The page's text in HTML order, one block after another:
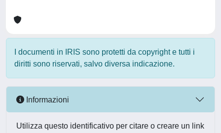
I documenti in IRIS sono protetti da copyright e tutti i
diritti sono riservati, salvo diversa indicazione.
Informazioni
Utilizza questo identificativo per citare o creare un link